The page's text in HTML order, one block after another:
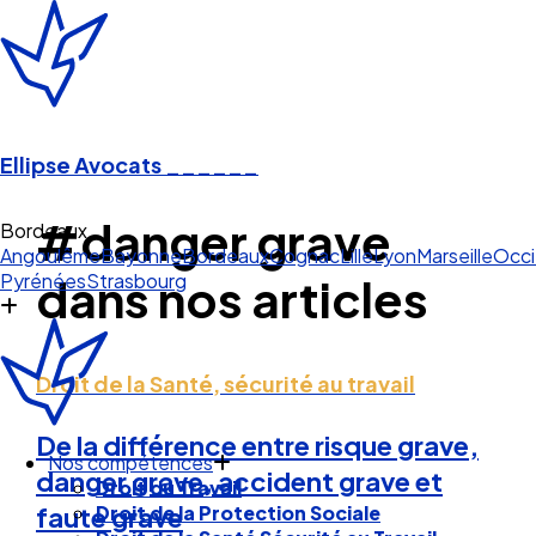
Ellipse Avocats
Bordeaux
AngoulêmeBayonneBordeauxCognacLilleLyonMarseille
PyrénéesStrasbourg
Nos compétences
Droit du Travail
Droit de la Protection Sociale
#danger grave
dans nos articles
Droit de la Santé, sécurité au travail
De la différence entre risque grave,
danger grave, accident grave et
faute grave